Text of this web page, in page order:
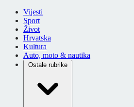
Vijesti
Sport
Život
Hrvatska
Kultura
Auto, moto & nautika
Ostale rubrike